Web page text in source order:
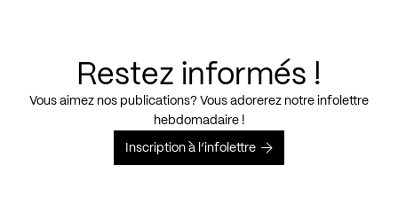
Restez informés !
Vous aimez nos publications? Vous adorerez notre infolettre
hebdomadaire !
Inscription à l’infolettre